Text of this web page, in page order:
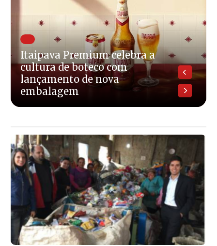
Itaipava Premium celebra a
cultura de boteco com
lançamento de nova
embalagem